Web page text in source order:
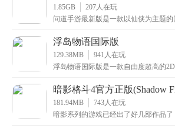
1.85GB 207人在玩
问道手游最新版是一款以仙侠为主题
种玩法
浮岛物语国际版
129.38MB 941 人在玩
浮岛物语国际版是一款自由度超高的
富
暗影格斗4官方正版(Shadow
181.94MB 743人在玩
暗影系列的游戏已经出了好几部作品